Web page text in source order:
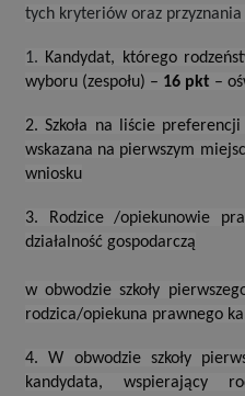
tych kryteriów oraz
1. Kandydat, którego
wyboru (zespołu) – 16 pkt –
2. Szkoła na liście
wskazana na pierwszym
wniosku
3. Rodzice /opiekunowie
działalność gospodarczą
w obwodzie szkoły
rodzica/opiekuna prawnego
4. W obwodzie szkoły
kandydata, wspierający